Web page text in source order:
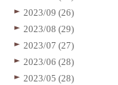
2023/09 (26)
2023/08 (29)
2023/07 (27)
2023/06 (28)
2023/05 (28)